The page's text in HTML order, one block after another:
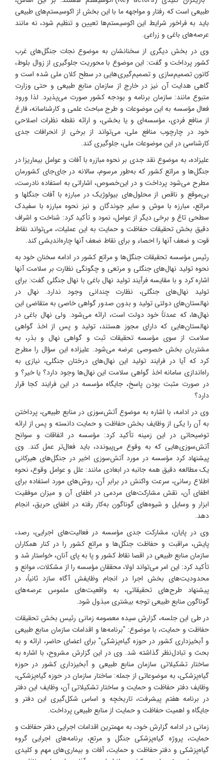
طبیعی است که رفتار و مواجهه ما با این بخش از اکوسیستم‌های طبیعی
باید به فراخور شرایط این اکوسیستم‌ها تعیین و تنظیم شود، نه مانند
عرصه‌های باغی و زراعی.
وی در بخش دیگری از سخنانشان به موضوع نجات جنگل‌های غرب
کشور پرداخت و گفت: این موضوع با محوریت جلوگیری از زوال بلوط،
کانون تصمیم‌سازی و تصمیم‌گیری‌هایی در سطح کلان ملی شده است و
گاهی هدایت آن نیز در خارج از سازمان منابع طبیعی و حتی وزارت
متبوع مانند: سازمان برنامه و بودجه کشور صورت می‌پذیرد. لذا ورود
فعال مؤسسه به این موضوعات و طرح مباحث علمی و کارشناسانه، فارغ
از منافع فردی، مؤسسه‌ای و یا بخشی، و ارائه نقطه نظرات اصلاحی
خود در چارچوب منافع ملی، می‌تواند از برخی از انحرافات جدی
کارشناسی در این موضوعات ملی، جلوگیری کند.
علیزاده، به موضوع نقد جدی بر نحوه مبازره با آفات و عوامل بیماریزا در
جنگل‌ها و مراتع کشور که به‌طور مرسوم، سالانه در جای‌جای کشورمان
مطرح می‌شود پرداخت و در این‌خصوص، اشاراتی به استفاده نادرست،
بی‌موقع و ناقص از محلول‌های بیولوژیک در مبارزه با آفات جنگلها و
مراتع، مبارزه با موش و سایر جوندگان و نیز نحوه مبارزه با سفیدک
سطحی تاغ و برخی دیگر از عوامل، نمود و تأکید کرد: شناخت و اشراف
دقیق بخش تحقیقات حفاظت و حمایت به این عملیات، می‌تواند نقاط
قوت و ضعف آنها را احصاء و برای نقاط ضعف آنها چاره‌اندیشی کند.
رئیس مؤسسه تحقیقات جنگل‌ها و مراتع کشور در ادامه سخنان خود به
نحوه تولید نهال‌های جنگلی و مرتعی و چگونگی نظارت بر سلامت آنها
اشاره کرد و با مقایسه فرآیند تولید نهال باغی با نهال جنگلی گفت: برای
تولید نهال‌های جنگلی، نظارت چندانی وجود ندارد. نهال در
نهالستان‌های دولتی تولید و بدون صدور گواهی خاصی به متقاضی این
نهال‌ها، که عمدتاً خود دولت است، ارائه می‌شود. ولی نهال باغی در
نهالستان‌هایی که دارای مجوز هستند، تولید و پس از اخذ گواهی
سلامت از سوی مؤسسه تحقیقات ثبت و گواهی نهال و بذر، به
مشتریان بخش خصوصی عرضه می‌شود. علیزاده این سؤال را مطرح
کرد که آیا در فرایند تولید این نهال‌های درختان جنگلی، نیازی به
راه‌اندازی سامانه اخذ گواهی سلامت این نهال‌ها وجود دارد؟ یا خیر؟ و
در صورت مثبت بودن پاسخ، جایگاه مؤسسه در این فرایند کجا قرار
دارد؟
وی در ادامه، با اشاره به موضوع آتش‌سوزی در منابع طبیعی، پرداختن
به آن را یکی از وظایف بخش حفاظت و حمایت دانسته و پس از ارائه
توضیحاتی در این زمینه تأکید کرد: مؤسسه در اتفاقات و سوانح
آتش‌سوزی‌هایی که به وقوع می‌پیوندد، باید فعال‌تر عمل کند. وی
پیشنهاد کرد مؤسسه در مورد آتش‌سوزی اخیر در جنگل‌های هیرکانی
یک مطالعه دقیق همه جانبه در ابعادی مانند: علل و عوامل وقوع، نحوه
اطلاع رسانی، سرعت واکنش در برابر آن، روش‌های مورد استفاده برای
اطفای آن، نقش مشارکت‌های مردمی در اطفای آن و میزان موفقیت
ابزار و وسایل و شیوه‌های گوناگون به‌کار رفته در اطفای حریق، انجام
دهد.
وی در پایان، مشارکت جدی مؤسسه در فعالیت‌های اجرایی، رصد،
پایش، مراقبت و حفاظت جنگل‌ها و مراتع کشور را در کنار همکاران
سازمان منابع طبیعی در اقصا نقاط کشور و پا به پای آنان، خواستار شد و
تأکید کرد: این امر می‌تواند اولا، محققان مؤسسه را از مشکلات، موانع و
محدودیت‌های بخش اجرا در انجام وظایفش آگاه سازد ثانیاً، در
پیشنهاد طرح‌های تحقیقاتی، به واقعیت‌های ملموس عرصه‌های
گوناگون منابع طبیعی توجه بیشتری مبذول شود.
در طی این جلسه، گزارش سیده معصومه زمانی رئیس بخش تحقیقات
حفاظت و حمایت، با موضوع: "برنامه‌ها و اقدامات سازمان منابع طبیعی
و آبخیزداری کشور در حوزه گیاه‌پزشکی" برای اعضای حاضر، ارائه و به
بحث و تبادل‌نظر گذاشته شد. وی در این گزارش مشروح، با اشاره به
ساختار تشکیلاتی سازمان منابع طبیعی و آبخیزداری کشور در حوزه
گیاه‌پزشکی، به موضوعاتی از جمله: ساختار سازمان در حوزه گیاه‌پزشکی،
وظایف دفتر حفاظت و حمایت و ساختار تشکیلاتی آن، وظایف این دفتر
در برنامه هفتم پیشرفت، تاریخچه و اساس شکل‌گیری این دفتر و
جایگاه و اهمیت حفاظت و حمایت از منابع طبیعی پرداخت.
زمانی در ادامه گزارش خود، به مهمترین اقدامات اجرایی دفتر حفاظت و
حمایت، پروژه گیاه‌پزشکی جنگل و مرتع، برنامه‌های اجرایی گروه
گیاه‌پزشکی و دفتر حفاظت و حمایت، آفات و بیماری‌های مهم و کلیدی